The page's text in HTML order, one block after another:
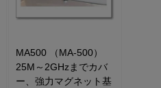
MA500 （MA-500）
25M～2GHzまでカバ
ー、強力マグネット基